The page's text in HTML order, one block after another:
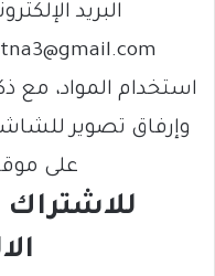
البريد
استخدام المواد، مع
وإرفاق تصوير
على
للاشتراك